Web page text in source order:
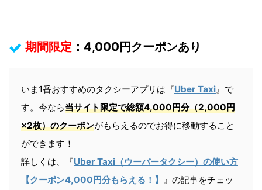
期間限定 ：4,000円クーポンあり
いま1番おすすめのタクシーアプリは『Uber Taxi』で
す。今なら当サイト限定で総額4,000円分（2,000円
×2枚）のクーポンがもらえるのでお得に移動すること
ができます！
詳しくは、『Uber Taxi（ウーバータクシー）の使い方
【クーポン4,000円分もらえる！】
』の記事をチェッ